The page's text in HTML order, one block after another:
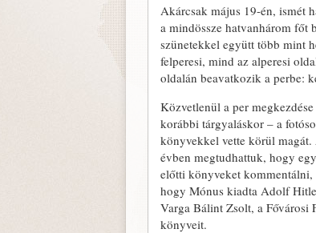
Akárcsak május 19-én, ismét
a mindössze hatvanhárom főt
szünetekkel együtt több mint
felperesi, mind az alperesi
oldalán beavatkozik a perbe:
Közvetlenül a per
korábbi tárgyaláskor – a
könyvekkel vette körül
évben megtudhattuk, hogy
előtti könyveket kommentálni,
hogy Mónus kiadta Adolf
Varga Bálint Zsolt, a Fővárosi
könyveit.